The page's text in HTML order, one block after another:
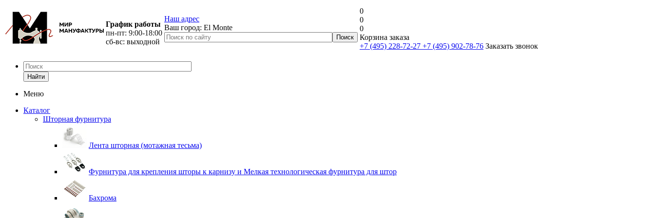
График работы
пн-пт: 9:00-18:00
сб-вс: выходной
Наш адрес
Ваш город: El Monte
0
0
0
Корзина заказа
+7 (495) 228-72-27 +7 (495) 902-78-76 Заказать звонок
Найти
Меню
Каталог
Шторная фурнитура
Лента шторная (мотажная тесьма)
Фурнитура для крепления шторы к карнизу и Мелкая технологическая фурнитура для штор
Бахрома